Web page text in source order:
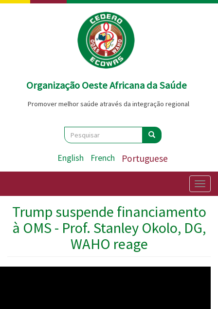
Passar
Organização Oeste Africana da Saúde
Promover melhor saúde através da integração regional
Search
Pesquisar Pesquisar
English French Portuguese
Trump suspende financiamento
à OMS - Prof. Stanley Okolo, DG,
WAHO reage